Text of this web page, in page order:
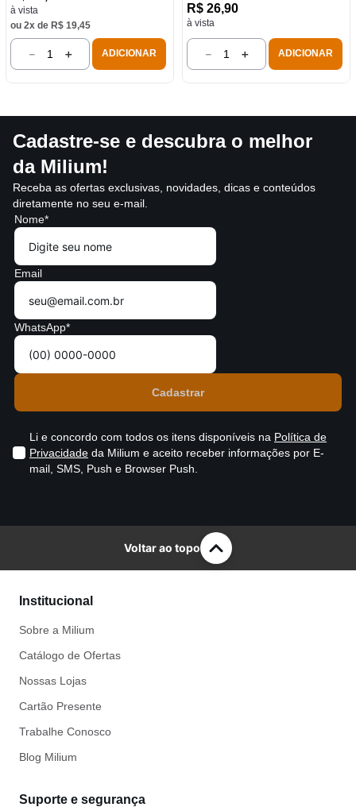
à vista
ou 2x de R$ 19,45
＋
－ ADICIONAR
R$ 26,90
à vista
＋
－ ADICIONAR
Cadastre-se e descubra o melhor
da Milium!
Receba as ofertas exclusivas, novidades, dicas e conteúdos
diretamente no seu e-mail.
Nome*
Email
WhatsApp*
Li e concordo com todos os itens disponíveis na Política de
Privacidade da Milium e aceito receber informações por E-
mail, SMS, Push e Browser Push.
Voltar ao topo
Institucional
Sobre a Milium
Catálogo de Ofertas
Nossas Lojas
Cartão Presente
Trabalhe Conosco
Blog Milium
Suporte e segurança